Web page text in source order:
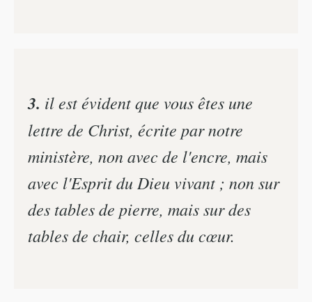
3. il est évident que vous êtes une
lettre de Christ, écrite par notre
ministère, non avec de l'encre, mais
avec l'Esprit du Dieu vivant ; non sur
des tables de pierre, mais sur des
tables de chair, celles du cœur.